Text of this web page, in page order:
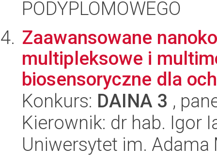
PODYPLOMOWEGO
Zaawansowane
multipleksowe i
biosensoryczne dla
Konkurs: DAINA 3 ,
Kierownik: dr hab. Igor
Uniwersytet im.